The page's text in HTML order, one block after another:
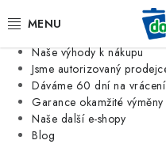
Jsme tradiční česká firma
Naše výhody k nákupu
Jsme autorizovaný
Dáváme 60 dní na
Garance okamžité výměny
Naše další e-shopy
Blog
KOŠE
SÁČKY